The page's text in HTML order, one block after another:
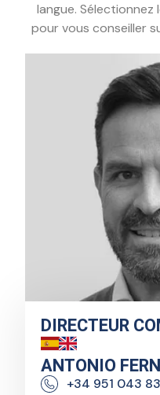
langue.
pour vous conseiller
DIRECTEUR
ANTONIO
+34 951 043